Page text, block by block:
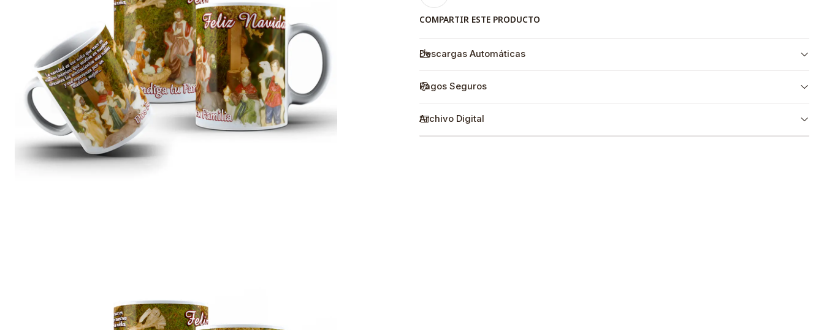
COMPARTIR ESTE PRODUCTO
Descargas Automáticas
Pagos Seguros
Archivo Digital